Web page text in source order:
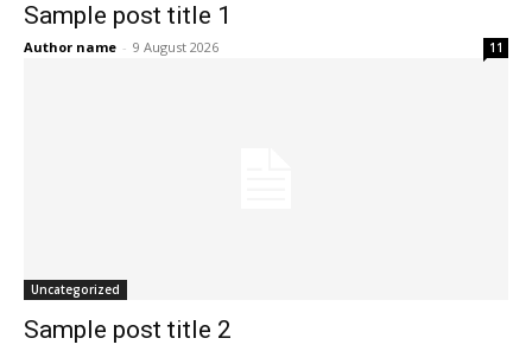
Sample post title 1
Author name - 9 August 2026 11
Uncategorized
Sample post title 2